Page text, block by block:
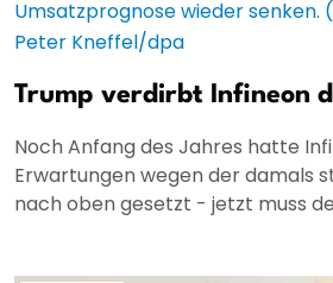
Trump verdirbt Infineon
Noch Anfang des Jahres hatte
Erwartungen wegen der damals
nach oben gesetzt - jetzt muss